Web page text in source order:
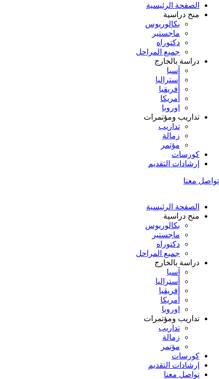
الصفحة الرئيسية
منح دراسية
بكالوريوس
ماجستير
دكتوراه
جميع المراحل
دراسة بالخارج
آسيا
أستراليا
أفريقيا
أمريكا
اوروبا
تداريب ومؤتمرات
تداريب
زمالة
مؤتمر
كورسات
إرشادات التقديم
تواصل معنا
الصفحة الرئيسية
منح دراسية
بكالوريوس
ماجستير
دكتوراه
جميع المراحل
دراسة بالخارج
آسيا
أستراليا
أفريقيا
أمريكا
اوروبا
تداريب ومؤتمرات
تداريب
زمالة
مؤتمر
كورسات
إرشادات التقديم
تواصل معنا